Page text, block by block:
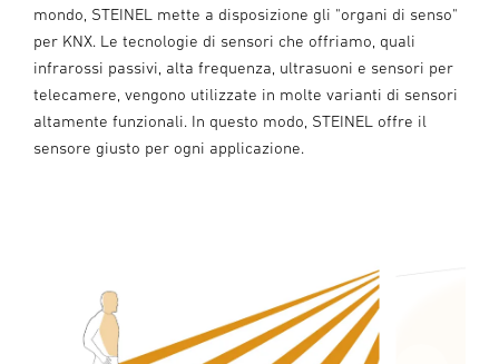
mondo, STEINEL mette a disposizione gli "organi di senso"
per KNX. Le tecnologie di sensori che offriamo, quali
infrarossi passivi, alta frequenza, ultrasuoni e sensori per
telecamere, vengono utilizzate in molte varianti di sensori
altamente funzionali. In questo modo, STEINEL offre il
sensore giusto per ogni applicazione.